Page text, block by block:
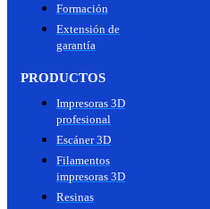
Formación
Extensión de
garantía
PRODUCTOS
Impresoras 3D
profesional
Escáner 3D
Filamentos
impresoras 3D
Resinas